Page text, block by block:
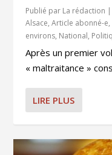
Publié par La rédaction
Alsace,Article abonné-e,
environs, National,
Après un premier
« maltraitance »
LIRE PLUS